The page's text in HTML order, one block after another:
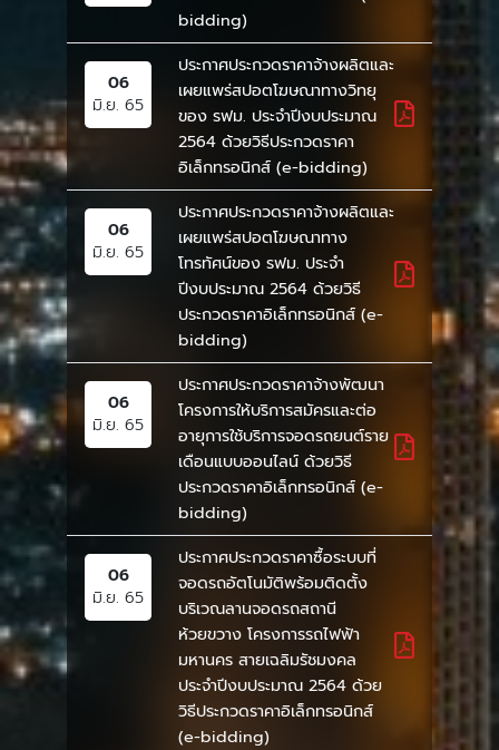
bidding)
06
มิ.ย. 65
ประกาศประกวดราคาจ้างผลิตและ
เผยแพร่สปอตโฆษณาทางวิทยุ
ของ รฟม. ประจำปีงบประมาณ
2564 ด้วยวิธีประกวดราคา
อิเล็กทรอนิกส์ (e-bidding)
06
มิ.ย. 65
ประกาศประกวดราคาจ้างผลิตและ
เผยแพร่สปอตโฆษณาทาง
โทรทัศน์ของ รฟม. ประจำ
ปีงบประมาณ 2564 ด้วยวิธี
ประกวดราคาอิเล็กทรอนิกส์ (e-
bidding)
06
มิ.ย. 65
ประกาศประกวดราคาจ้างพัฒนา
โครงการให้บริการสมัครและต่อ
อายุการใช้บริการจอดรถยนต์ราย
เดือนแบบออนไลน์ ด้วยวิธี
ประกวดราคาอิเล็กทรอนิกส์ (e-
bidding)
06
มิ.ย. 65
ประกาศประกวดราคาซื้อระบบที่
จอดรถอัตโนมัติพร้อมติดตั้ง
บริเวณลานจอดรถสถานี
ห้วยขวาง โครงการรถไฟฟ้า
มหานคร สายเฉลิมรัชมงคล
ประจำปีงบประมาณ 2564 ด้วย
วิธีประกวดราคาอิเล็กทรอนิกส์
(e-bidding)